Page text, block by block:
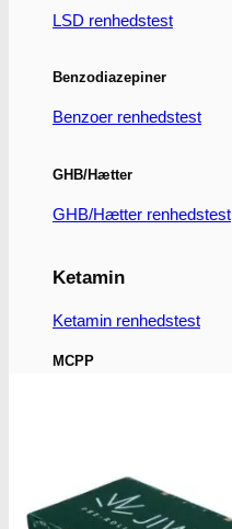
LSD renhedstest
Benzodiazepiner
Benzoer renhedstest
GHB/Hætter
GHB/Hætter renhedstest
Ketamin
Ketamin renhedstest
MCPP
Opiater renhedstest